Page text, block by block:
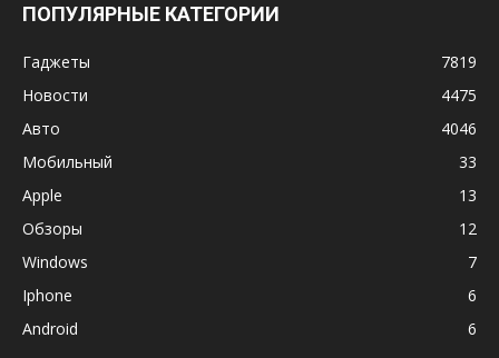
ПОПУЛЯРНЫЕ КАТЕГОРИИ
Гаджеты
7819
Новости
4475
Авто
4046
Мобильный
33
Apple
13
Обзоры
12
Windows
7
Iphone
6
Android
6